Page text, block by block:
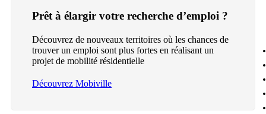
Prêt à élargir votre recherche d’emploi ?
Découvrez de nouveaux territoires où les chances de
trouver un emploi sont plus fortes en réalisant un
projet de mobilité résidentielle
Découvrez Mobiville